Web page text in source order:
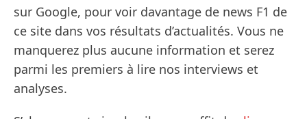
sur Google, pour voir davantage de news F1 de
ce site dans vos résultats d’actualités. Vous ne
manquerez plus aucune information et serez
parmi les premiers à lire nos interviews et
analyses.